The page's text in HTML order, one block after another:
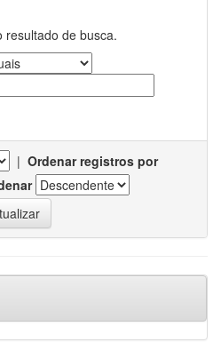
resultado de busca.
| Ordenar registros por